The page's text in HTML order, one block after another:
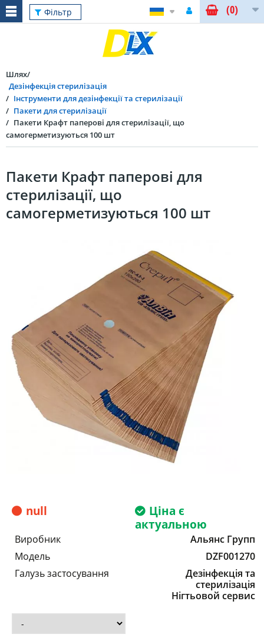
Фільтр (0)
Шлях
Дезінфекція стерилізація
Інструменти для дезінфекції та стерилізації
Пакети для стерилізації
Пакети Крафт паперові для стерилізації, що
самогерметизуються 100 шт
Пакети Крафт паперові для
стерилізації, що
самогерметизуються 100 шт
null
Ціна є
актуальною
Виробник
Альянс Групп
Модель
DZF001270
Галузь застосування
Дезінфекція та
стерилізація
Нігтьовой сервис